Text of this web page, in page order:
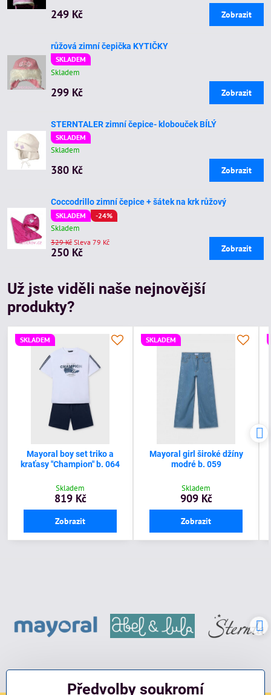
249 Kč Zobrazit
růžová zimní čepička KYTIČKY
SKLADEM
Skladem
299 Kč Zobrazit
STERNTALER zimní čepice- klobouček BÍLÝ
SKLADEM
Skladem
380 Kč Zobrazit
Coccodrillo zimní čepice + šátek na krk růžový
SKLADEM -24%
Skladem
250 Kč
329 Kč Sleva 79 Kč
Zobrazit
Už jste viděli naše nejnovější
produkty?
SKLADEM
Mayoral boy set triko a
kraťasy "Champion" b. 064
Skladem
819 Kč
Zobrazit
SKLADEM
Mayoral girl široké džíny
modré b. 059
Skladem
909 Kč
Zobrazit
Předvolby soukromí